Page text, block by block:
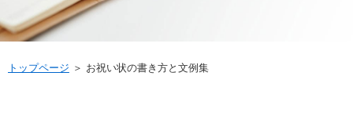
トップページ ＞ お祝い状の書き方と文例集